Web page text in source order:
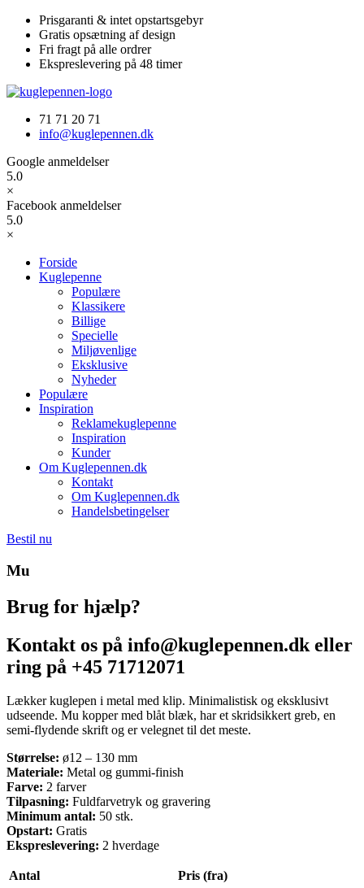
Videre
indhold
Prisgaranti & intet opstartsgebyr
Gratis opsætning af design
Fri fragt på alle ordrer
Ekspreslevering på 48 timer
71 71 20 71
info@kuglepennen.dk
Google anmeldelser
5.0
×
Facebook anmeldelser
5.0
×
Forside
Kuglepenne
Populære
Klassikere
Billige
Specielle
Miljøvenlige
Eksklusive
Nyheder
Populære
Inspiration
Reklamekuglepenne
Inspiration
Kunder
Om Kuglepennen.dk
Kontakt
Om Kuglepennen.dk
Handelsbetingelser
Bestil nu
Mu
Brug for hjælp?
Kontakt os på info@kuglepennen.dk eller
ring på +45 71712071
Lækker kuglepen i metal med klip. Minimalistisk og eksklusivt
udseende. Mu kopper med blåt blæk, har et skridsikkert greb, en
semi-flydende skrift og er velegnet til det meste.
Størrelse: ø12 – 130 mm
Materiale: Metal og gummi-finish
Farve: 2 farver
Tilpasning: Fuldfarvetryk og gravering
Minimum antal: 50 stk.
Opstart: Gratis
Ekspreslevering: 2 hverdage
Antal
Pris (fra)